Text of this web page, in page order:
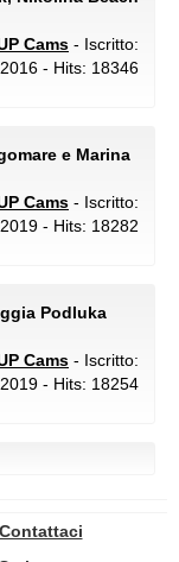
Cams - Iscritto:
- Hits: 18346
e Marina
Cams - Iscritto:
- Hits: 18282
Podluka
Cams - Iscritto:
- Hits: 18254
Contattaci